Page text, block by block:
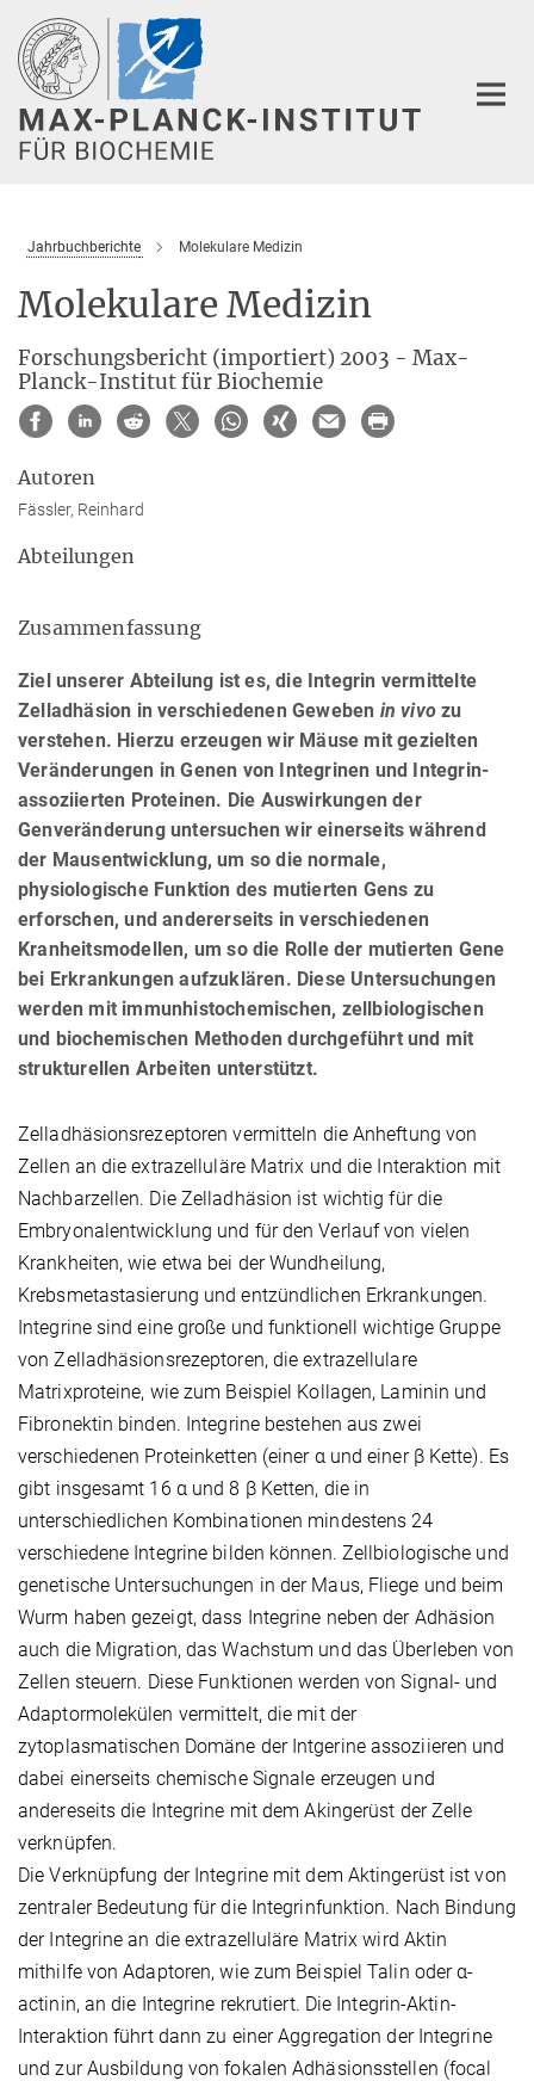
Hauptinhalt
Jahrbuchberichte Molekulare Medizin
Molekulare Medizin
Forschungsbericht (importiert) 2003 - Max-
Planck-Institut für Biochemie
Autoren
Fässler, Reinhard
Abteilungen
Zusammenfassung
Ziel unserer Abteilung ist es, die Integrin vermittelte
Zelladhäsion in verschiedenen Geweben in vivo zu
verstehen. Hierzu erzeugen wir Mäuse mit gezielten
Veränderungen in Genen von Integrinen und Integrin-
assoziierten Proteinen. Die Auswirkungen der
Genveränderung untersuchen wir einerseits während
der Mausentwicklung, um so die normale,
physiologische Funktion des mutierten Gens zu
erforschen, und andererseits in verschiedenen
Kranheitsmodellen, um so die Rolle der mutierten Gene
bei Erkrankungen aufzuklären. Diese Untersuchungen
werden mit immunhistochemischen, zellbiologischen
und biochemischen Methoden durchgeführt und mit
strukturellen Arbeiten unterstützt.
Zelladhäsionsrezeptoren vermitteln die Anheftung von
Zellen an die extrazelluläre Matrix und die Interaktion mit
Nachbarzellen. Die Zelladhäsion ist wichtig für die
Embryonalentwicklung und für den Verlauf von vielen
Krankheiten, wie etwa bei der Wundheilung,
Krebsmetastasierung und entzündlichen Erkrankungen.
Integrine sind eine große und funktionell wichtige Gruppe
von Zelladhäsionsrezeptoren, die extrazellulare
Matrixproteine, wie zum Beispiel Kollagen, Laminin und
Fibronektin binden. Integrine bestehen aus zwei
verschiedenen Proteinketten (einer α und einer β Kette). Es
gibt insgesamt 16 α und 8 β Ketten, die in
unterschiedlichen Kombinationen mindestens 24
verschiedene Integrine bilden können. Zellbiologische und
genetische Untersuchungen in der Maus, Fliege und beim
Wurm haben gezeigt, dass Integrine neben der Adhäsion
auch die Migration, das Wachstum und das Überleben von
Zellen steuern. Diese Funktionen werden von Signal- und
Adaptormolekülen vermittelt, die mit der
zytoplasmatischen Domäne der Intgerine assoziieren und
dabei einerseits chemische Signale erzeugen und
andereseits die Integrine mit dem Akingerüst der Zelle
verknüpfen.
Die Verknüpfung der Integrine mit dem Aktingerüst ist von
zentraler Bedeutung für die Integrinfunktion. Nach Bindung
der Integrine an die extrazelluläre Matrix wird Aktin
mithilfe von Adaptoren, wie zum Beispiel Talin oder α-
actinin, an die Integrine rekrutiert. Die Integrin-Aktin-
Interaktion führt dann zu einer Aggregation der Integrine
und zur Ausbildung von fokalen Adhäsionsstellen (focal